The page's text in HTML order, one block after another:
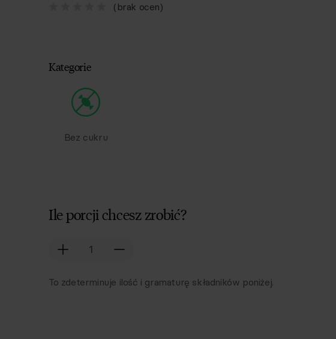
(brak ocen)
Kategorie
Bez cukru
Ile porcji chcesz zrobić?
To zdeterminuje ilość i gramaturę składników poniżej.